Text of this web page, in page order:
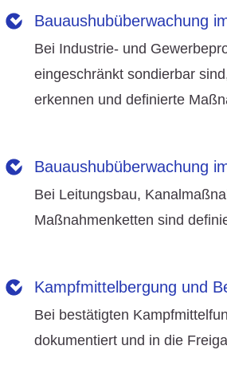
Bauaushubüberwachung
Bei Industrie- und
eingeschränkt sondierbar
erkennen und definierte
Bauaushubüberwachung
Bei Leitungsbau,
Maßnahmenketten sind
Kampfmittelbergung und
Bei bestätigten
dokumentiert und in die